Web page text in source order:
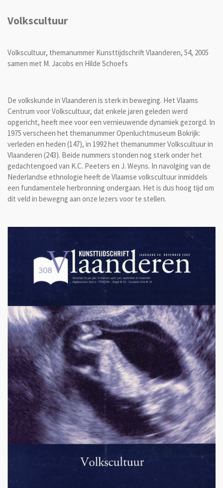
Volkscultuur
Volkscultuur, themanummer Kunsttijdschrift Vlaanderen, 54, 2005
samen met M. Jacobs en Hilde Schoefs
De volkskunde in Vlaanderen is sterk in beweging. Het Vlaams
Centrum voor Volkscultuur, dat enkele jaren geleden werd
opgericht, heeft mee voor een vernieuwende dynamiek gezorgd. In
1975 verscheen het themanummer Openluchtmuseum Bokrijk:
verleden en heden (147), in 1992 het themanummer Volkscultuur in
Vlaanderen (243). Beide nummers stonden nog sterk onder het
gedachtengoed van K.C. Peeters en J. Weyns. In navolging van de
Nederlandse ethnologie heeft de Vlaamse volkscultuur inmiddels
een fundamentele herbronning ondergaan. Het is dus hoog tijd om
dit veld in bewegng aan onze lezers voor te stellen.